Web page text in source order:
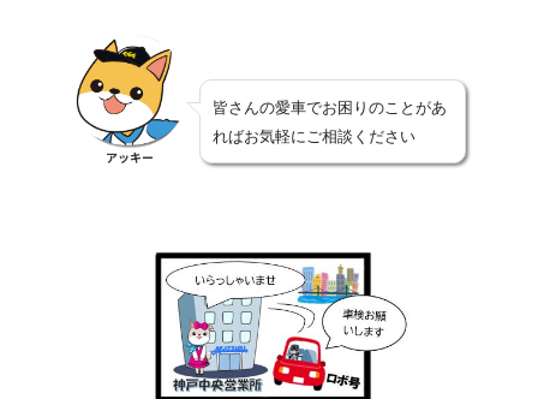
アッキー
皆さんの愛車でお困りのことがあ
ればお気軽にご相談ください